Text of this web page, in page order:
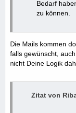
Bedarf
zu können.
Die Mails kommen
falls gewünscht,
nicht Deine Logik
Zitat von